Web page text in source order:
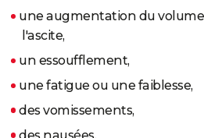
une augmentation du
l'ascite,
un essoufflement,
une fatigue ou une faiblesse,
des vomissements,
des nausées,